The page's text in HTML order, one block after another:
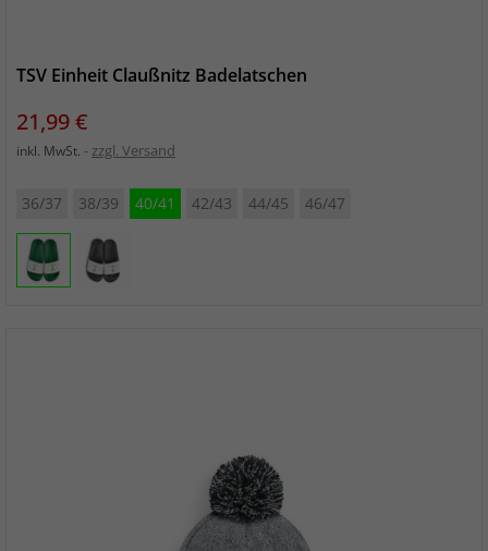
TSV Einheit Claußnitz Badelatschen
Preis
21,99 €
inkl. MwSt. zzgl. Versand
36/37 38/39 40/41 42/43 44/45 46/47